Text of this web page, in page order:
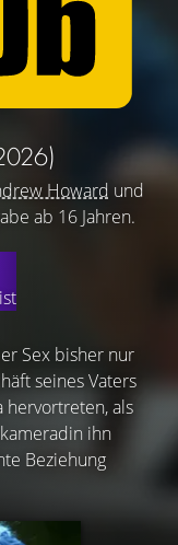
Howard und
ab 16 Jahren.
Sex bisher nur
seines Vaters
hervortreten, als
ihn
Beziehung